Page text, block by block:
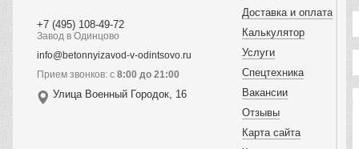
+7 (495) 108-49-72
Завод в Одинцово
info@betonnyizavod-v-odintsovo.ru
Прием звонков: с 8:00 до 21:00
Улица Военный Городок, 16
Доставка и оплата
Калькулятор
Услуги
Спецтехника
Вакансии
Отзывы
Карта сайта